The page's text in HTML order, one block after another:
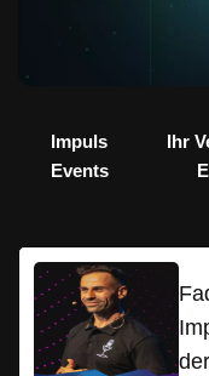
Impuls
Events
Ihr